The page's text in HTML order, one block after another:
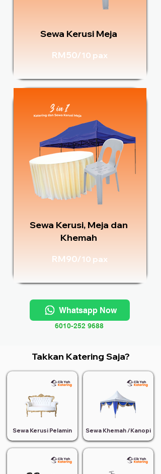
Sewa Kerusi Meja
RM50/10 pax
Sewa Kerusi, Meja dan
Khemah
RM90/10 pax
Whatsapp Now
6010-252 9688
Takkan Katering Saja?
Sewa Kerusi Pelamin Sewa Khemah /Kanopi